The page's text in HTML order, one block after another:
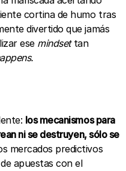
cortina de humo tras
divertido que jamás
ese mindsettan
los mecanismos para
ni se destruyen, sólo se
mercados predictivos
apuestas con el